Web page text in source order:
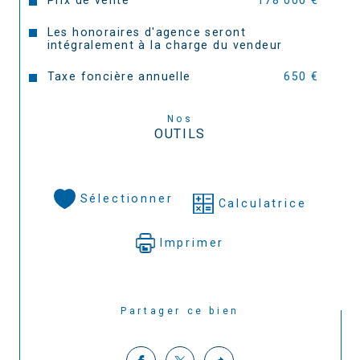
Les honoraires d'agence seront
intégralement à la charge du vendeur
Taxe foncière annuelle 650 €
Nos
OUTILS
Sélectionner Calculatrice
Imprimer
Partager ce bien